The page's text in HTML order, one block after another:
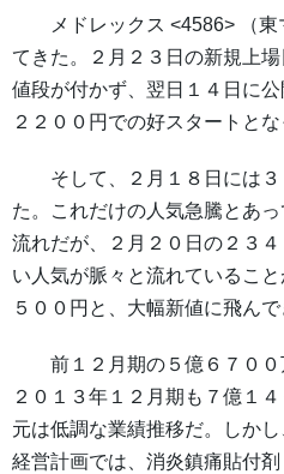
メドレックス <4586> （東
てきた。２月２３日の新規上
値段が付かず、翌日１４日に公
２２００円での好スタートとな
そして、２月１８日には３
た。これだけの人気急騰とあ
流れだが、２月２０日の２３
い人気が脈々と流れているこ
５００円と、大幅新値に飛んで
前１２月期の５億６７００
２０１３年１２月期も７億１
元は低調な業績推移だ。しか
経営計画では、消炎鎮痛貼付